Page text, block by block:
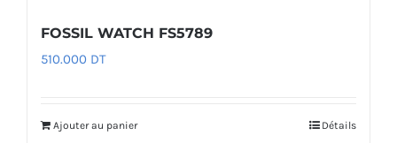
FOSSIL WATCH FS5789
510.000 DT
Ajouter au panier Détails